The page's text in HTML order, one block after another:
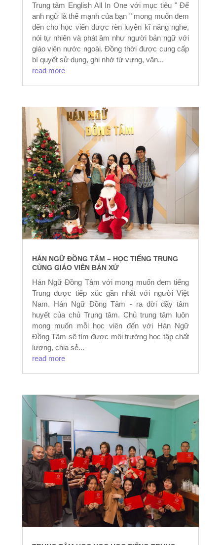
Trung tâm English All In One với mục tiêu " Để
anh ngữ là thế mạnh của bạn " mong muốn đem
đến cho học viên được rèn luyện kĩ năng nghe,
nói tự nhiên và phát âm như người bản ngữ với
giáo viên nước ngoài. Đồng thời được cung cấp
bí quyết sử dụng, ghi nhớ từ vựng, văn...
read more
HÁN NGỮ ĐỒNG TÂM – HỌC TIẾNG TRUNG
CÙNG GIÁO VIÊN BẢN XỨ
Hán Ngữ Đồng Tâm với mong muốn đem tiếng
Trung được tiếp xúc gần nhất với người Việt
Nam. Hán Ngữ Đồng Tâm - ra đời đầy tâm
huyết của chủ Trung tâm. Chủ trung tâm luôn
mong muốn mỗi học viên đến với Hán Ngữ
Đồng Tâm sẽ tìm được môi trường học tập chất
lượng, chia sẻ...
read more